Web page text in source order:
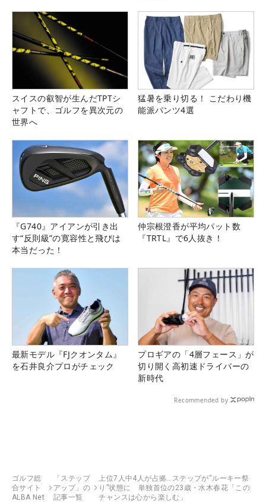
スイスの叡智が生んだTPTシ
ャフトで、ゴルフを異次元の
世界へ
猛暑を乗り切る！ こだわり機
能派パンツ4選
『G740』アイアンが引き出
す“反則級”の寛容性と飛びは
本当だった！
仲宗根澄香が平均パット数
『TRTL』で6人抜き！
最新モデル『FJクオンタム』
を石井良介プロがチェック
プロギアの「4層フェース」が
切り開く高初速ドライバーの
新時代
Recommended by
ゴルフ総
合サイト
ALBA Net
「ステップ
アップ」の
記事一覧
上位7人中4人が占拠…ステップが“ルーキー祭
り”状態に 単独首位の23歳・水木春花「この
チャンスは心から楽しむ」